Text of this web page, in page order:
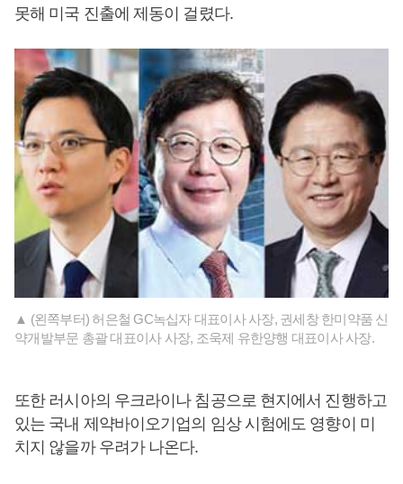
못해 미국 진출에 제동이 걸렸다.
▲ (왼쪽부터) 허은철 GC녹십자 대표이사 사장, 권세창 한미약품 신
약개발부문 총괄 대표이사 사장, 조욱제 유한양행 대표이사 사장.
또한 러시아의 우크라이나 침공으로 현지에서 진행하고
있는 국내 제약바이오기업의 임상 시험에도 영향이 미
치지 않을까 우려가 나온다.